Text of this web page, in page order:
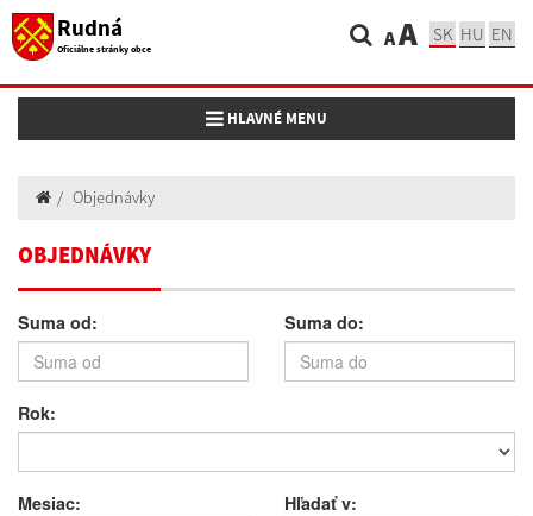
Rudná
Oficiálne stránky obce AA SK HU EN
Toggle navigation
HLAVNÉ MENU
Objednávky
OBJEDNÁVKY
Suma od: Suma do:
Rok:
Mesiac: Hľadať v: